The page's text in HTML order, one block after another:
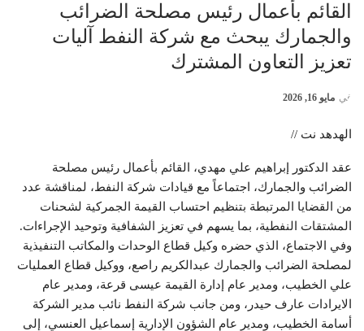
القائم بأعمال رئيس مصلحة الضرائب
والجمارك يبحث مع شركة النفط آليات
تعزيز التعاون المشترك
في مايو 16, 2026
الهدهد نت //
عقد الدكتور إبراهيم علي مهدي، القائم بأعمال رئيس مصلحة
الضرائب والجمارك، اجتماعاً مع قيادات شركة النفط، لمناقشة عدد
من القضايا المرتبطة بتنظيم احتساب القيمة الجمركية لشحنات
المشتقات النفطية، بما يسهم في تعزيز الشفافية وتوحيد الإجراءات.
وفي الاجتماع، الذي حضره وكيل قطاع الوحدات والمكاتب التنفيذية
لمصلحة الضرائب والجمارك عبدالكريم راصع، ووكيل قطاع العمليات
علي الخطيب، ومدير عام إدارة القيمة عيسى قرعة، ومدير عام
الايرادات عارف حيدر، ومن جانب شركة النفط نائب مدير الشركة
أسامة الخطيب، ومدير عام الشؤون الإدارية إسماعيل العنسي، إلى